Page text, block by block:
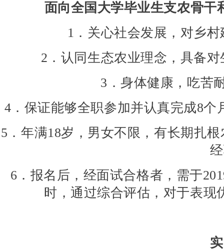
面向全国大学毕业生支农骨干
1．关心社会发展，对乡
2．认同生态农业理念，具备
3．身体健康，吃苦
4．保证能够全职参加并认真完成8
5．年满18岁，男女不限，有长期扎
6．报名后，经面试合格者，需于
时，通过综合评估，对于表现